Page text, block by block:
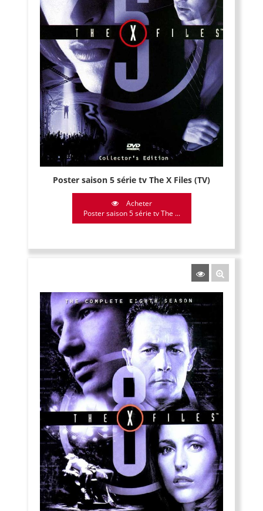
Poster saison 5 série tv The X Files (TV)
Acheter
Poster saison 5 série tv The ...